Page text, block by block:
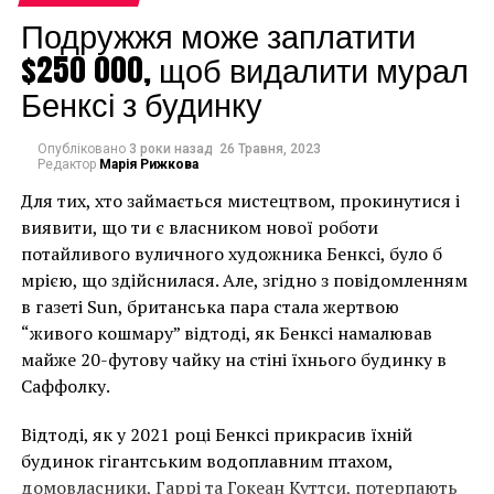
Museum of Modern and Contemporary Art in Nusantara
Интересно!Директором музея станет Томас
Бергуис, бывший куратор отдела китайского
искусства в Музее Гуггенхайма (Нью-Йорк). «Музей
сделает существенный вклад в культурную
экологию Индонезии и расширит рамки арт-мира,
которые ранее не касались этого региона», —
рассказал он.
Известно, что в будущем Museum of Modern and
площадкой для джакартских биеннале.
«Сегодня Джакарта – один из самых динамично
Подружжя може заплатити
$250 000, щоб видалити мурал
Бенксі з будинку
Опубліковано 3 роки назад 26 Травня, 2023
Редактор Марія Рижкова
Для тих, хто займається мистецтвом, прокинутися і
виявити, що ти є власником нової роботи
потайливого вуличного художника Бенксі, було б
мрією, що здійснилася. Але, згідно з повідомленням
в газеті Sun, британська пара стала жертвою
“живого кошмару” відтоді, як Бенксі намалював
майже 20-футову чайку на стіні їхнього будинку в
Саффолку.
Відтоді, як у 2021 році Бенксі прикрасив їхній
будинок гігантським водоплавним птахом,
домовласники, Гаррі та Гокеан Куттси, потерпають